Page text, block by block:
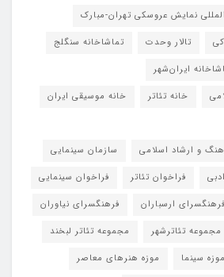
نمایش عروسکی تهران-مبارک
تالار وحدت
تماشاخانه سنگلج
ایران‌شهر
خانه تئاتر
خانه موسیقی ایران
و ارشاد اسلامی
سازمان سینمایی
فراخوان تئاتر
فراخوان سینمایی
فرهنگسرای ارسباران
فرهنگسرای نیاوران
مجموعه تئاترشهر
مجموعه تئاتر لبخند
موزه سینما
موزه هنرهای معاصر